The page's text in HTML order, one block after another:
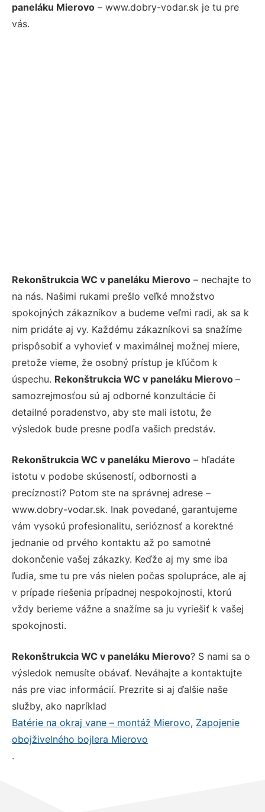
paneláku Mierovo – www.dobry-vodar.sk je tu pre
vás.
Rekonštrukcia WC v paneláku Mierovo – nechajte to
na nás. Našimi rukami prešlo veľké množstvo
spokojných zákazníkov a budeme veľmi radi, ak sa k
nim pridáte aj vy. Každému zákazníkovi sa snažíme
prispôsobiť a vyhovieť v maximálnej možnej miere,
pretože vieme, že osobný prístup je kľúčom k
úspechu. Rekonštrukcia WC v paneláku Mierovo –
samozrejmosťou sú aj odborné konzultácie či
detailné poradenstvo, aby ste mali istotu, že
výsledok bude presne podľa vašich predstáv.
Rekonštrukcia WC v paneláku Mierovo – hľadáte
istotu v podobe skúseností, odbornosti a
precíznosti? Potom ste na správnej adrese –
www.dobry-vodar.sk. Inak povedané, garantujeme
vám vysokú profesionalitu, serióznosť a korektné
jednanie od prvého kontaktu až po samotné
dokončenie vašej zákazky. Keďže aj my sme iba
ľudia, sme tu pre vás nielen počas spolupráce, ale aj
v prípade riešenia prípadnej nespokojnosti, ktorú
vždy berieme vážne a snažíme sa ju vyriešiť k vašej
spokojnosti.
Rekonštrukcia WC v paneláku Mierovo? S nami sa o
výsledok nemusíte obávať. Neváhajte a kontaktujte
nás pre viac informácií. Prezrite si aj ďalšie naše
služby, ako napríklad
Batérie na okraj vane – montáž Mierovo, Zapojenie
obojživelného bojlera Mierovo
.